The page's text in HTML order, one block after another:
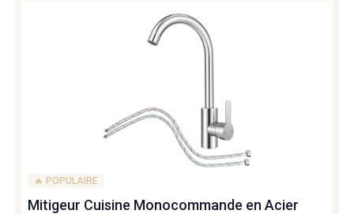
🔥 POPULAIRE
Mitigeur Cuisine Monocommande en Acier